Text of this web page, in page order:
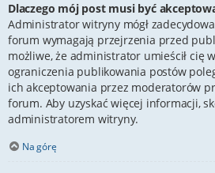
Dlaczego mój post musi być
Administrator witryny mógł
forum wymagają przejrzenia przed
możliwe, że administrator umieścił cię
ograniczenia publikowania postów
ich akceptowania przez moderatorów
forum. Aby uzyskać więcej informacji,
administratorem witryny.
Na górę